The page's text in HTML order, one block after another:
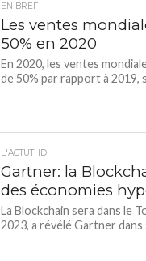
EN BREF
Les ventes
50% en 2020
En 2020, les ventes
de 50% par rapport à 2019,
L'ACTUTHD
Gartner: la
des économies
La Blockchain sera dans le
2023, a révélé Gartner